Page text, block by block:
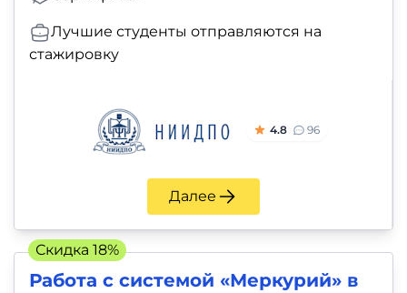
Лучшие студенты отправляются на
стажировку
4.8 96
Далее
Работа с системой «Меркурий» в
Скидка 18%